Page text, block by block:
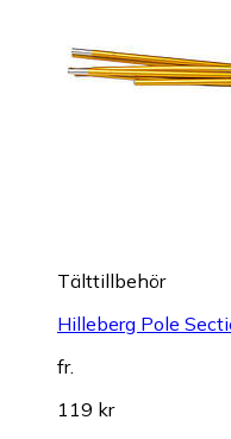
Tälttillbehör
Hilleberg Pole
fr.
119 kr